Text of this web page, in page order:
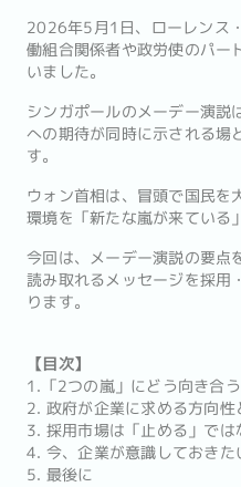
2026年5月1日、ローレンス
働組合関係者や政労使のパー
いました。
シンガポールのメーデー演説
への期待が同時に示される場
す。
ウォン首相は、冒頭で国民を
環境を「新たな嵐が来ている
今回は、メーデー演説の要点
読み取れるメッセージを採用
ります。
【目次】
1.「2つの嵐」にどう向き合
2. 政府が企業に求める方向性
3. 採用市場は「止める」で
4. 今、企業が意識しておきた
5. 最後に